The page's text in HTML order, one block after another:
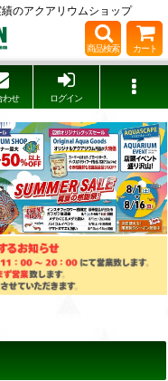
のアクアリウムショップ
商品検索 カート
わせ ログイン